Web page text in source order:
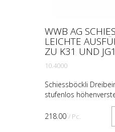
WWB AG
LEICHTE
ZU K31 UND
10.4000
Schiessböckli
stufenlos
Ausführung 650g zu
Sportwaffen,
218.00 / Pc.